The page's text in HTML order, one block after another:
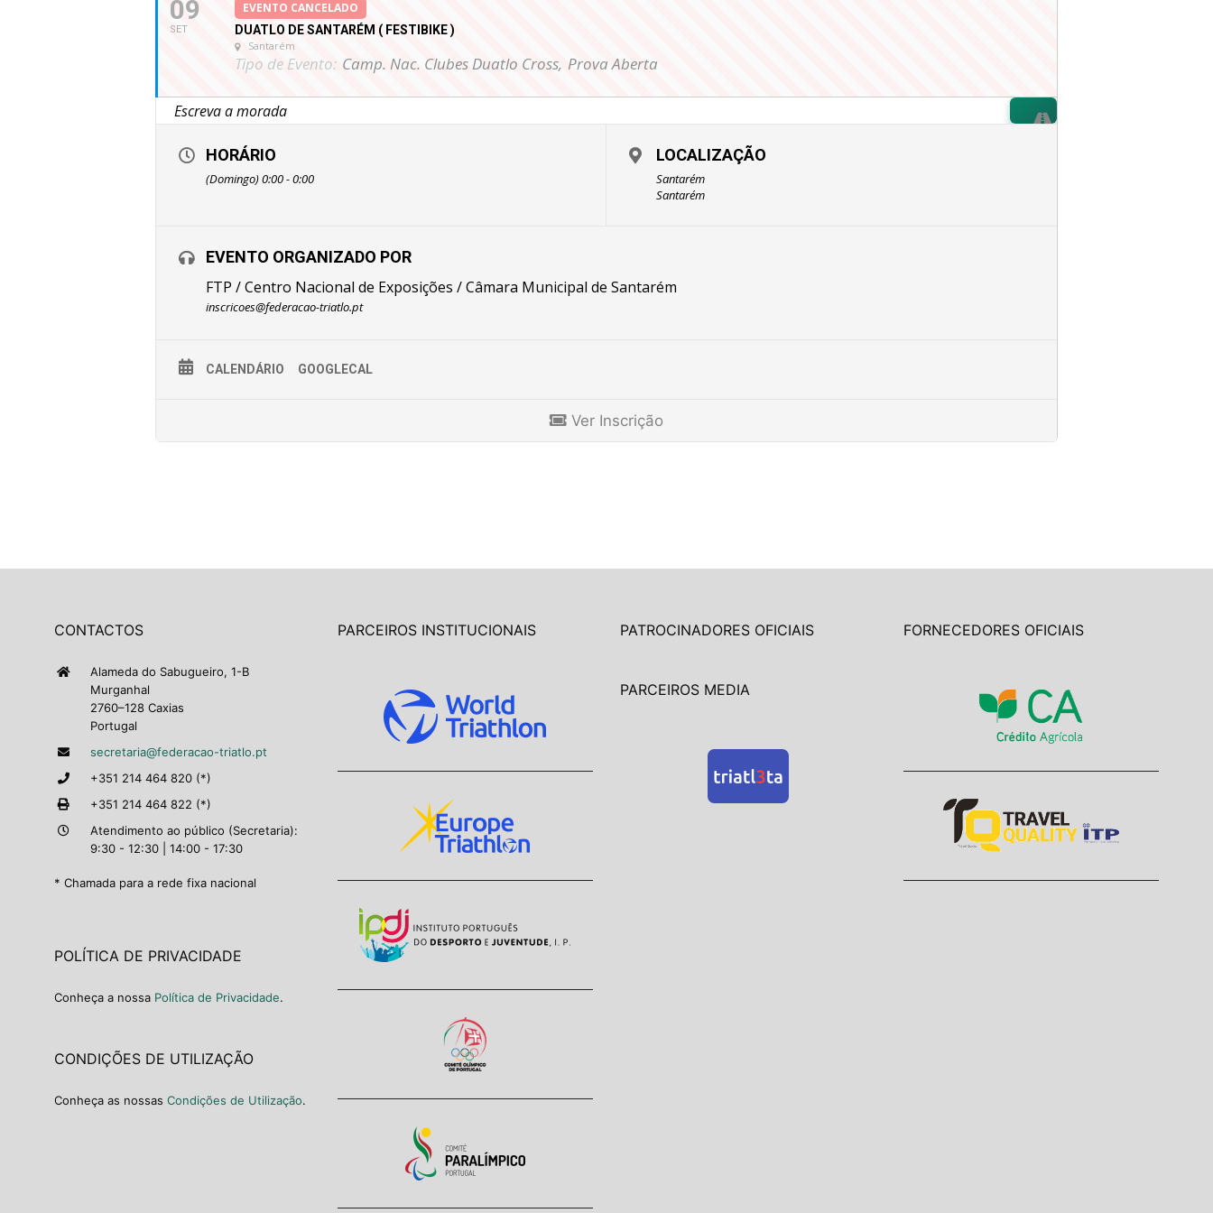
09
SET
EVENTO CANCELADO
DUATLO DE SANTARÉM ( FESTIBIKE )
Santarém
Tipo de Evento: Camp. Nac. Clubes Duatlo Cross, Prova Aberta
HORÁRIO
(Domingo) 0:00 - 0:00
LOCALIZAÇÃO
Santarém
Santarém
EVENTO ORGANIZADO POR
FTP / Centro Nacional de Exposições / Câmara Municipal de Santarém
inscricoes@federacao-triatlo.pt
CALENDÁRIO GOOGLECAL
Ver Inscrição
CONTACTOS
Alameda do Sabugueiro, 1-B
Murganhal
2760–128 Caxias
Portugal
secretaria@federacao-triatlo.pt
+351 214 464 820 (*)
+351 214 464 822 (*)
Atendimento ao público (Secretaria):
9:30 - 12:30 | 14:00 - 17:30
* Chamada para a rede fixa nacional
POLÍTICA DE PRIVACIDADE
Conheça a nossa Política de Privacidade.
CONDIÇÕES DE UTILIZAÇÃO
Conheça as nossas Condições de Utilização.
PARCEIROS INSTITUCIONAIS PATROCINADORES OFICIAIS
PARCEIROS MEDIA
FORNECEDORES OFICIAIS